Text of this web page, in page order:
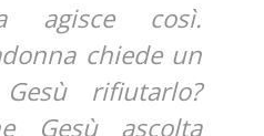
agisce così.
chiede un
rifiutarlo?
Gesù ascolta